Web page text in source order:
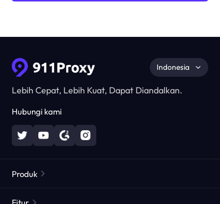
Lebih Cepat, Lebih Kuat, Dapat Diandalkan.
Hubungi kami
Indonesia
Produk